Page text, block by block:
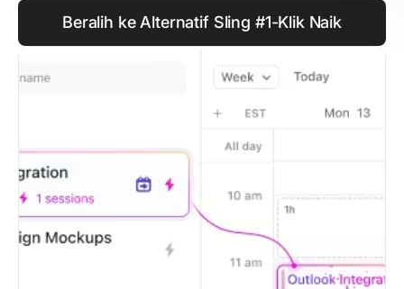
Beralih ke Alternatif Sling #1-Klik Naik